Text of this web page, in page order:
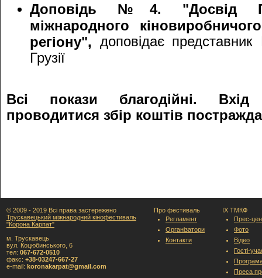
Доповідь №4. "Досвід
міжнародного
регіону", доповідає
Грузії
Всі покази благодійні.
проводитися збір коштів
© 2009 - 2019 Всі права застережено
Трускавецький міжнародний кінофестиваль
"Корона Карпат"
м. Трускавець
вул. Коцюбинського, 6
тел: 067-672-0510
факс: +38-03247-667-27
e-mail: koronakarpat@gmail.com
Про фестиваль
Регламент
Організатори
Контакти
IX ТМКФ
Прес-
Фото
Відео
Гості-
Преса